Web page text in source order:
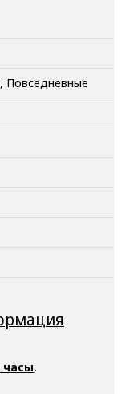
Повседневные
часы,